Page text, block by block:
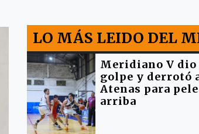
LO MÁS LEIDO DEL
Meridiano V dio
golpe y derrotó
Atenas para
arriba